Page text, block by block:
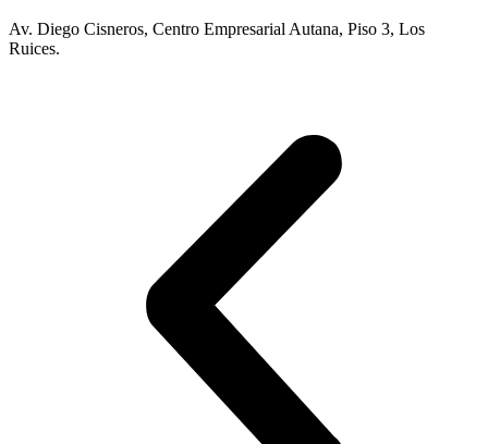
Av. Diego Cisneros, Centro Empresarial Autana, Piso 3, Los
Ruices.